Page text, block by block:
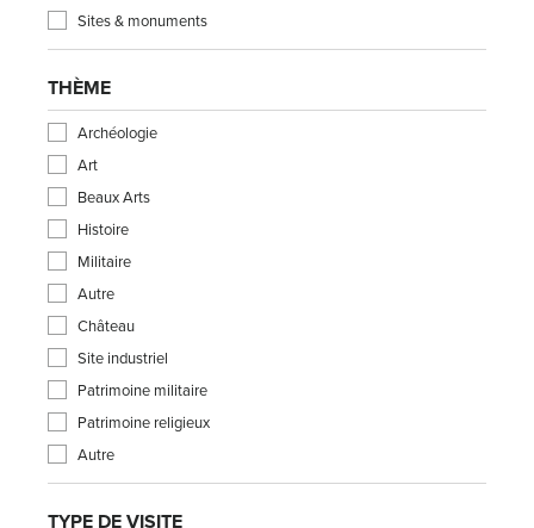
Sites & monuments
THÈME
Archéologie
Art
Beaux Arts
Histoire
Militaire
Autre
Château
Site industriel
Patrimoine militaire
Patrimoine religieux
Autre
TYPE DE VISITE